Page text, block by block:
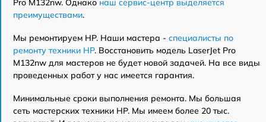
Pro M132nw. Однако наш сервис-центр выделяется
преимуществами.
Мы ремонтируем HP. Наши мастера - специалисты по
ремонту техники HP. Восстановить модель LaserJet Pro
M132nw для мастеров не будет новой задачей. На все виды
проведенных работ у нас имеется гарантия.
Минимальные сроки выполнения ремонта. Мы большая
сеть мастерских техники HP. Мы имеем более 20 тыс.